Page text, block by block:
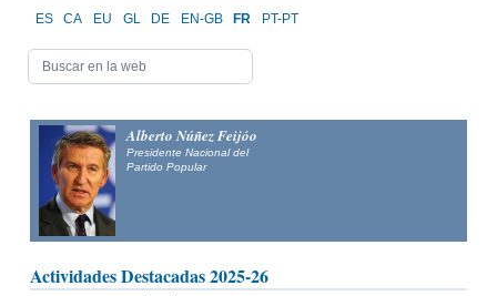
ES CA EU GL DE EN-GB FR PT-PT
Alberto Núñez Feijóo
Presidente Nacional del
Partido Popular
Actividades Destacadas 2025-26